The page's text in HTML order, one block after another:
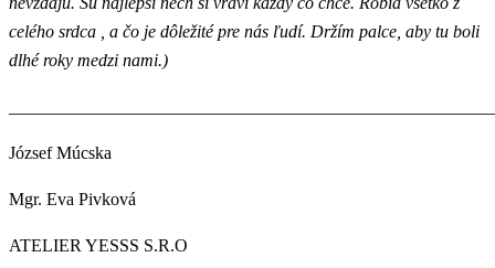
celého srdca , a čo je dôležité pre nás ľudí. Držím palce, aby tu boli
dlhé roky medzi nami.)
József Múcska
Mgr. Eva Pivková
ATELIER YESSS S.R.O